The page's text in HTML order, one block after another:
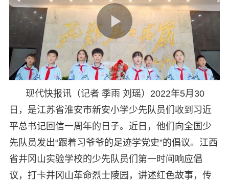
现代快报讯（记者 季雨 刘瑶）2022年5月30
日，是江苏省淮安市新安小学少先队员们收到习近
平总书记回信一周年的日子。近日，他们向全国少
先队员发出“跟着习爷爷的足迹学党史”的倡议。江西
省井冈山实验学校的少先队员们第一时间响应倡
议，打卡井冈山革命烈士陵园，讲述红色故事，传